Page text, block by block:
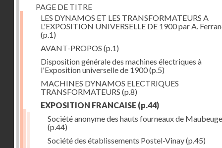
PAGE DE TITRE
LES DYNAMOS ET LES TRANSFORMATEURS A
L'EXPOSITION UNIVERSELLE DE 1900 par A.
(p.1)
AVANT-PROPOS (p.1)
Disposition générale des machines électriques à
l'Exposition universelle de 1900(p.5)
MACHINES DYNAMOS ELECTRIQUES
TRANSFORMATEURS (p.8)
EXPOSITION FRANCAISE (p.44)
Société anonyme des hauts fourneaux de Maubeuge
(p.44)
Société des établissements Postel-Vinay(p.45)